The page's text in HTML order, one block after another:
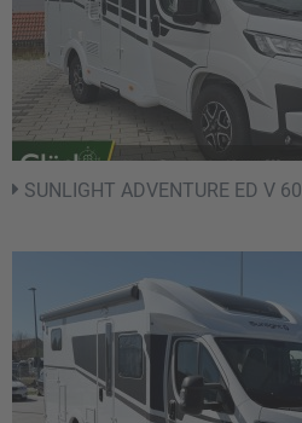
SUNLIGHT ADVENTURE ED V 60